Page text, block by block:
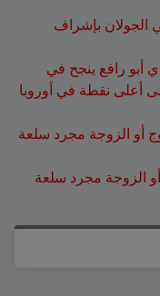
في الجولان بإشراف
أبو رافع ينجح في
أعلى نقطة في أوروبا
أو الزوجة مجرد سلعة
الزوجة مجرد سلعة